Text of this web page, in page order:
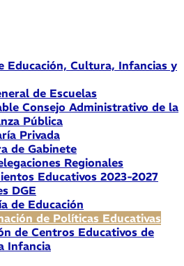
Educación, Cultura, Infancias y
de Escuelas
Consejo Administrativo de la
Pública
Privada
de Gabinete
Regionales
Educativos 2023-2027
DGE
de Educación
de Políticas Educativas
de Centros Educativos de
Infancia